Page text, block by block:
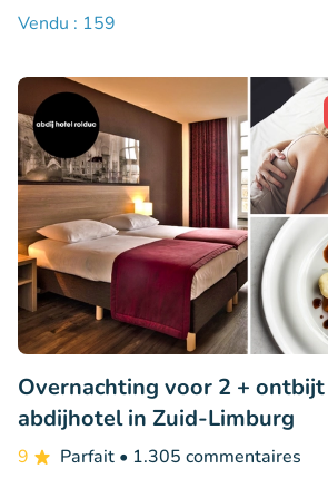
Vendu : 159
Overnachting voor 2 +
abdijhotel in Zuid-Limburg
9 Parfait • 1.305 commentaires